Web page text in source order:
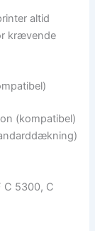
altid
krævende
(kompatibel)
C 5300, C